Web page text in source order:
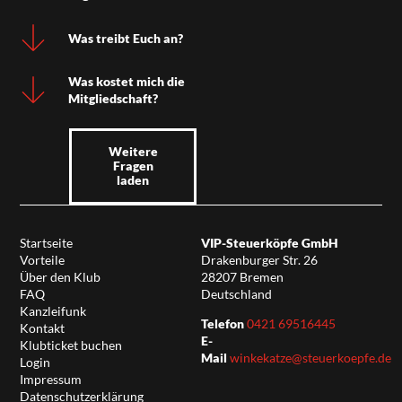
Was treibt Euch an?
Was kostet mich die
Mitgliedschaft?
Weitere
Fragen
laden
Startseite
Vorteile
Über den Klub
FAQ
Kanzleifunk
Kontakt
Klubticket buchen
Login
Impressum
Datenschutzerklärung
VIP-Steuerköpfe GmbH
Drakenburger Str. 26
28207 Bremen
Deutschland
Telefon0421 69516445
E-
Mail winkekatze@steuerkoepfe.de